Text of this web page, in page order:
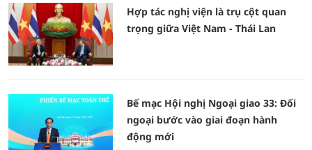
Hợp tác nghị viện là trụ cột quan
trọng giữa Việt Nam - Thái Lan
Bế mạc Hội nghị Ngoại giao 33: Đối
ngoại bước vào giai đoạn hành
động mới